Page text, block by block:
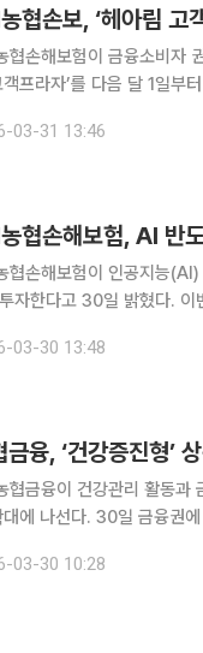
협손해보험이 금융소비자
라자’를 다음 달 1일부터 운영한다고 31일 밝
기 위한 취지다. NH농협손
03-31 13:46
협손해보험, AI 반
협손해보험이 인공지능
일 밝혔다. 이번 투자는 정부가 추진 중인 ‘국민성장펀드’의 직접투자 1호 사례로
원을 넘어섰다. NH농협손
03-30 13:48
금융, ‘건강증진형’
협금융이 건강관리 활동과
에 따르면 NH농협금융지주는 은행·생명·손해보험·캐피탈·저축은행
등 고객의 건강관리 실천
03-30 10:28